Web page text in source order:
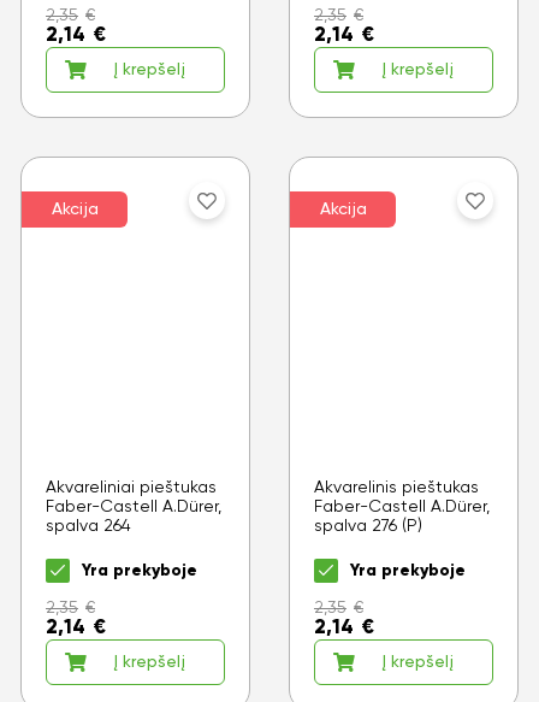
2,35 €
2,14 €
Į krepšelį
2,35 €
2,14 €
Į krepšelį
Akcija
Akvareliniai pieštukas
Faber-Castell A.Dürer,
spalva 264
Yra prekyboje
2,35 €
2,14 €
Į krepšelį
Akcija
Akvarelinis pieštukas
Faber-Castell A.Dürer,
spalva 276 (P)
Yra prekyboje
2,35 €
2,14 €
Į krepšelį